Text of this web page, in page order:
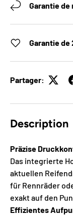
Garantie de
Garantie de
Partager:
Description
Präzise
Das integrierte
aktuellen
für Rennräder
exakt auf den
Effizientes